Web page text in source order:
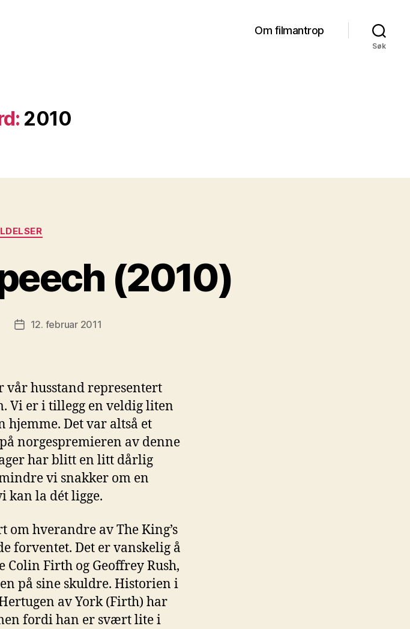
Om filmantrop
Søk
2010
Kategorier
(2010)
Publiseringsdato
12. februar 2011
vår husstand representert
Vi er i tillegg en veldig liten
hjemme. Det var altså et
norgespremieren av denne
har blitt en litt dårlig
vi snakker om en
kan la dét ligge.
om hverandre av The King’s
forventet. Det er vanskelig å
Colin Firth og Geoffrey Rush,
på sine skuldre. Historien i
av York (Firth) har
fordi han er svært lite i